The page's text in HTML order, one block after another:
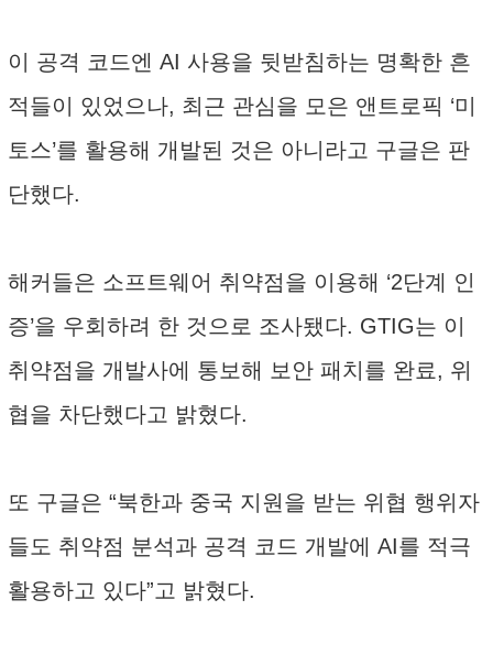
이 공격 코드엔 AI 사용을 뒷받침하는 명확한 흔
적들이 있었으나, 최근 관심을 모은 앤트로픽 ‘미
토스’를 활용해 개발된 것은 아니라고 구글은 판
단했다.
해커들은 소프트웨어 취약점을 이용해 ‘2단계 인
증’을 우회하려 한 것으로 조사됐다. GTIG는 이
취약점을 개발사에 통보해 보안 패치를 완료, 위
협을 차단했다고 밝혔다.
또 구글은 “북한과 중국 지원을 받는 위협 행위자
들도 취약점 분석과 공격 코드 개발에 AI를 적극
활용하고 있다”고 밝혔다.